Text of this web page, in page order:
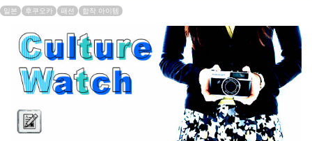
English
ภาษาไทย
Bahasa Indonesia
일본 후쿠오카 패션 합작 아이템